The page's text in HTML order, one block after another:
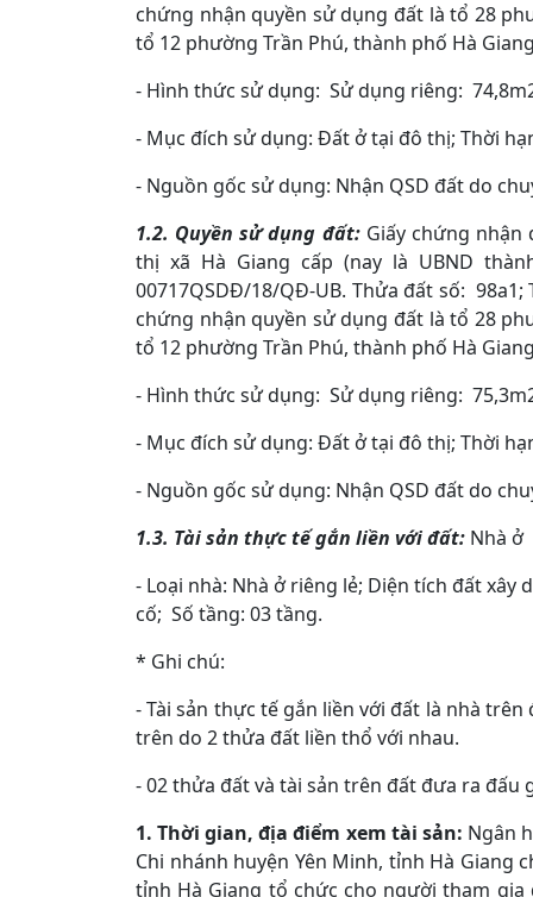
chứng nhận quyền sử dụng đất là tổ 28
tổ 12 phường Trần Phú, thành phố Hà
- Hình thức sử dụng: Sử dụng riêng:
- Mục đích sử dụng: Đất ở tại đô thị;
- Nguồn gốc sử dụng: Nhận QSD đất do
1.2. Quyền sử dụng đất:Giấy chứng nhận
thị xã Hà Giang cấp (nay là UBND
00717QSDĐ/18/QĐ-UB. Thửa đất số:
chứng nhận quyền sử dụng đất là tổ 28
tổ 12 phường Trần Phú, thành phố Hà
- Hình thức sử dụng: Sử dụng riêng:
- Mục đích sử dụng: Đất ở tại đô thị;
- Nguồn gốc sử dụng: Nhận QSD đất do
1.3. Tài sản thực tế gắn liền với đất: Nhà ở
- Loại nhà: Nhà ở riêng lẻ; Diện tích đất xây
cố; Số tầng: 03 tầng.
* Ghi chú:
- Tài sản thực tế gắn liền với đất là nhà
trên do 2 thửa đất liền thổ với nhau.
- 02 thửa đất và tài sản trên đất đưa ra đấu
1. Thời gian, địa điểm xem tài sản: Ngân
Chi nhánh huyện Yên Minh, tỉnh Hà Giang
tỉnh Hà Giang tổ chức cho người tham gia